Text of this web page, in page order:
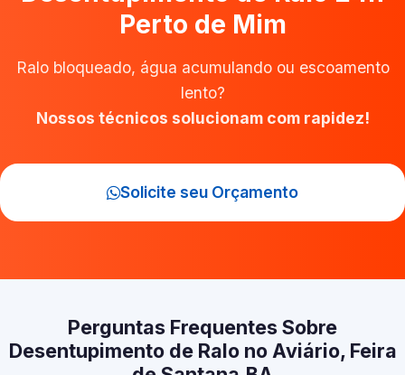
Perto de Mim
Ralo bloqueado, água acumulando ou escoamento
lento?
Nossos técnicos solucionam com rapidez!
Solicite seu Orçamento
Perguntas Frequentes Sobre
Desentupimento de Ralo no Aviário, Feira